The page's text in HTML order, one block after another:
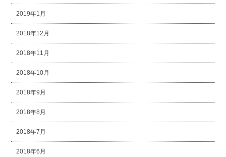
2019年1月
2018年12月
2018年11月
2018年10月
2018年9月
2018年8月
2018年7月
2018年6月